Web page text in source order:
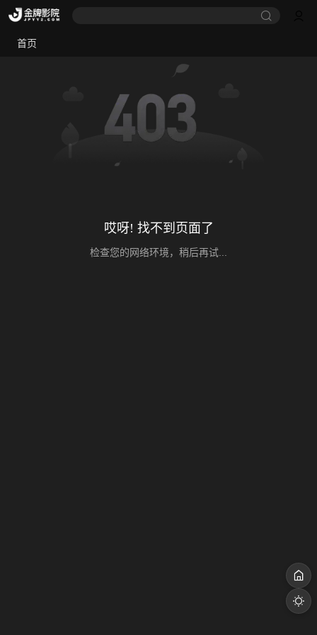
首页
哎呀! 找不到页面了
检查您的网络环境，稍后再试...